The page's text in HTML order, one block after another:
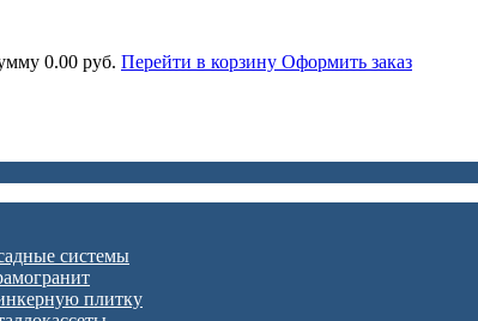
0.00 руб. Перейти в корзину Оформить заказ
системы
плитку